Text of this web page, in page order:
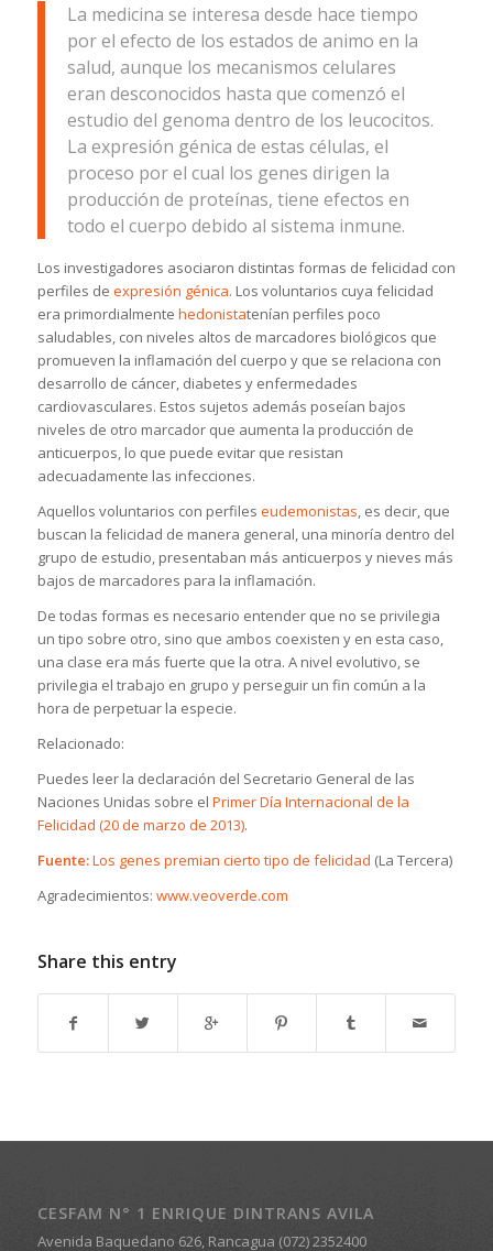
La medicina se interesa desde hace tiempo
por el efecto de los estados de animo en la
salud, aunque los mecanismos celulares
eran desconocidos hasta que comenzó el
estudio del genoma dentro de los leucocitos.
La expresión génica de estas células, el
proceso por el cual los genes dirigen la
producción de proteínas, tiene efectos en
todo el cuerpo debido al sistema inmune.
Los investigadores asociaron distintas formas de felicidad con
perfiles de expresión génica. Los voluntarios cuya felicidad
era primordialmente hedonistatenían perfiles poco
saludables, con niveles altos de marcadores biológicos que
promueven la inflamación del cuerpo y que se relaciona con
desarrollo de cáncer, diabetes y enfermedades
cardiovasculares. Estos sujetos además poseían bajos
niveles de otro marcador que aumenta la producción de
anticuerpos, lo que puede evitar que resistan
adecuadamente las infecciones.
Aquellos voluntarios con perfiles eudemonistas, es decir, que
buscan la felicidad de manera general, una minoría dentro del
grupo de estudio, presentaban más anticuerpos y nieves más
bajos de marcadores para la inflamación.
De todas formas es necesario entender que no se privilegia
un tipo sobre otro, sino que ambos coexisten y en esta caso,
una clase era más fuerte que la otra. A nivel evolutivo, se
privilegia el trabajo en grupo y perseguir un fin común a la
hora de perpetuar la especie.
Relacionado:
Puedes leer la declaración del Secretario General de las
Naciones Unidas sobre el Primer Día Internacional de la
Felicidad (20 de marzo de 2013).
Fuente:Los genes premian cierto tipo de felicidad (La Tercera)
Agradecimientos: www.veoverde.com
Share this entry
CESFAM N° 1 ENRIQUE DINTRANS AVILA
Avenida Baquedano 626, Rancagua (072) 2352400